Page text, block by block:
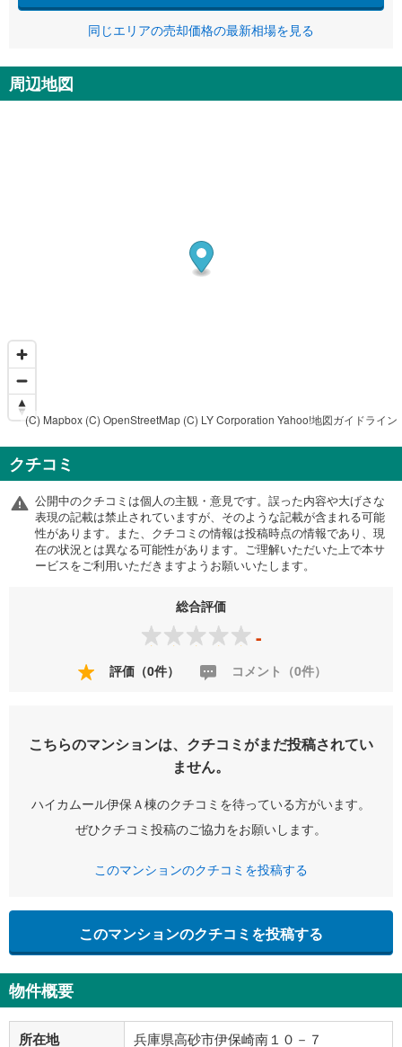
同じエリアの売却価格の最新相場を見る
周辺地図
(C) Mapbox (C) OpenStreetMap (C) LY Corporation Yahoo!地図ガイドライン
クチコミ
公開中のクチコミは個人の主観・意見です。誤った内容や大げさな
表現の記載は禁止されていますが、そのような記載が含まれる可能
性があります。また、クチコミの情報は投稿時点の情報であり、現
在の状況とは異なる可能性があります。ご理解いただいた上で本サ
ービスをご利用いただきますようお願いいたします。
総合評価
-
評価（0件） コメント（0件）
こちらのマンションは、クチコミがまだ投稿されてい
ません。
ハイカムール伊保Ａ棟のクチコミを待っている方がいます。
ぜひクチコミ投稿のご協力をお願いします。
このマンションのクチコミを投稿する
このマンションのクチコミを投稿する
物件概要
所在地 兵庫県高砂市伊保崎南１０－７